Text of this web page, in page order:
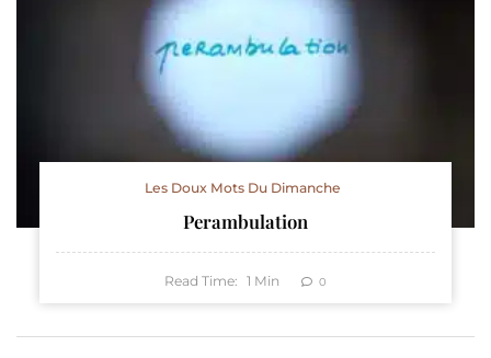
Les Doux Mots Du Dimanche
Perambulation
Read Time: 1 Min 0